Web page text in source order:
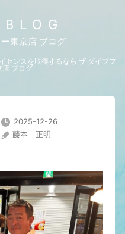
東京店 ブログ
センスを取得するなら ザ ダイブフ
店 ブログ
2025-12-26
藤本 正明